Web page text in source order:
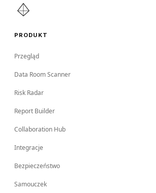
PRODUKT
Przegląd
Data Room Scanner
Risk Radar
Report Builder
Collaboration Hub
Integracje
Bezpieczeństwo
Samouczek